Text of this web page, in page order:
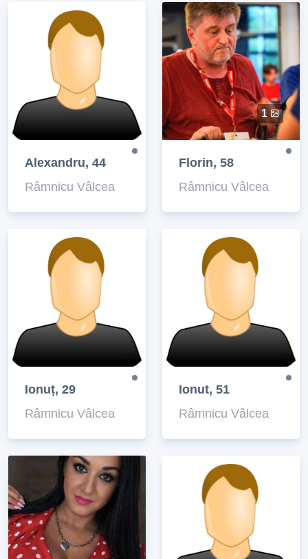
Alexandru, 44
Râmnicu Vâlcea
1
Florin, 58
Râmnicu Vâlcea
Ionuț, 29
Râmnicu Vâlcea
Ionut, 51
Râmnicu Vâlcea